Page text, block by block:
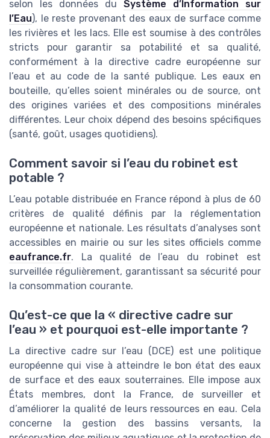
selon les données du Système d’Information sur
l’Eau), le reste provenant des eaux de surface comme
les rivières et les lacs. Elle est soumise à des contrôles
stricts pour garantir sa potabilité et sa qualité,
conformément à la directive cadre européenne sur
l’eau et au code de la santé publique. Les eaux en
bouteille, qu’elles soient minérales ou de source, ont
des origines variées et des compositions minérales
différentes. Leur choix dépend des besoins spécifiques
(santé, goût, usages quotidiens).
Comment savoir si l’eau du robinet est
potable ?
L’eau potable distribuée en France répond à plus de 60
critères de qualité définis par la réglementation
européenne et nationale. Les résultats d’analyses sont
accessibles en mairie ou sur les sites officiels comme
eaufrance.fr. La qualité de l’eau du robinet est
surveillée régulièrement, garantissant sa sécurité pour
la consommation courante.
Qu’est-ce que la « directive cadre sur
l’eau » et pourquoi est-elle importante ?
La directive cadre sur l’eau (DCE) est une politique
européenne qui vise à atteindre le bon état des eaux
de surface et des eaux souterraines. Elle impose aux
États membres, dont la France, de surveiller et
d’améliorer la qualité de leurs ressources en eau. Cela
concerne la gestion des bassins versants, la